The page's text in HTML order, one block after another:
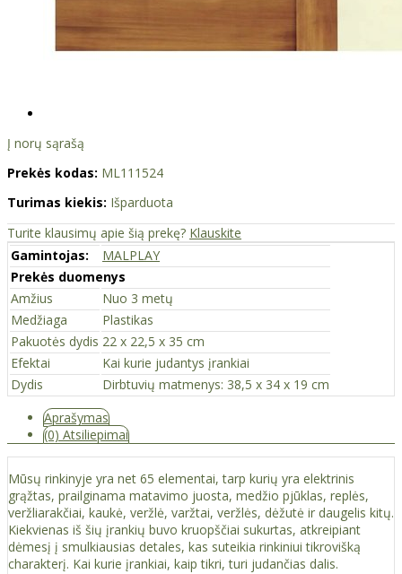
Į norų sąrašą
Prekės kodas: ML111524
Turimas kiekis: Išparduota
Turite klausimų apie šią prekę? Klauskite
Gamintojas:
MALPLAY
Prekės duomenys
Amžius
Nuo 3 metų
Medžiaga
Plastikas
Pakuotės dydis 22 x 22,5 x 35 cm
Efektai
Kai kurie judantys įrankiai
Dydis
Dirbtuvių matmenys: 38,5 x 34 x 19 cm
Aprašymas
(0) Atsiliepimai
Mūsų rinkinyje yra net 65 elementai, tarp kurių yra elektrinis
grąžtas, prailginama matavimo juosta, medžio pjūklas, replės,
veržliarakčiai, kaukė, veržlė, varžtai, veržlės, dėžutė ir daugelis kitų.
Kiekvienas iš šių įrankių buvo kruopščiai sukurtas, atkreipiant
dėmesį į smulkiausias detales, kas suteikia rinkiniui tikrovišką
charakterį. Kai kurie įrankiai, kaip tikri, turi judančias dalis.